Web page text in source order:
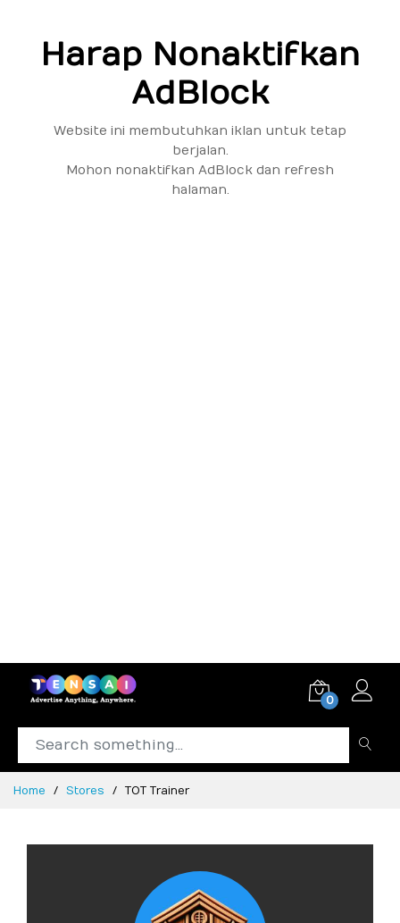
Harap Nonaktifkan
AdBlock
Website ini membutuhkan iklan untuk tetap
berjalan.
Mohon nonaktifkan AdBlock dan refresh
halaman.
0
Home Stores TOT Trainer